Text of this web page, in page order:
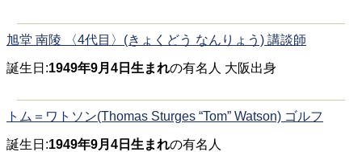
旭堂 南陵 〈4代目〉(きょくどう なんりょう) 講談師
誕生日:1949年9月4日生まれの有名人 大阪出身
トム＝ワトソン(Thomas Sturges “Tom” Watson) ゴルフ
誕生日:1949年9月4日生まれの有名人